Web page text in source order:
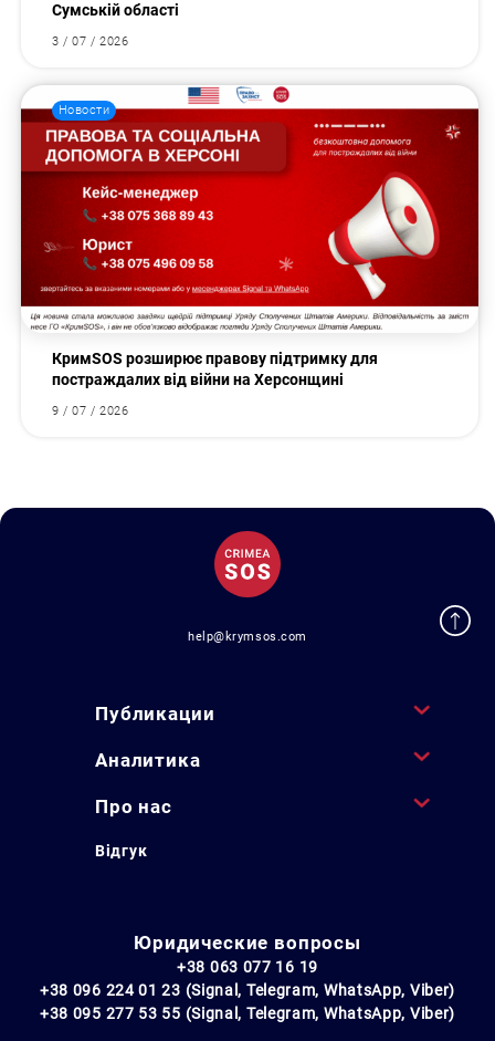
Сумській області
3 / 07 / 2026
Новости
КримSOS розширює правову підтримку для
постраждалих від війни на Херсонщині
9 / 07 / 2026
help@krymsos.com
Публикации
Аналитика
Про нас
Відгук
Юридические вопросы
+38 063 077 16 19
+38 096 224 01 23 (Signal, Telegram, WhatsApp, Viber)
+38 095 277 53 55 (Signal, Telegram, WhatsApp, Viber)